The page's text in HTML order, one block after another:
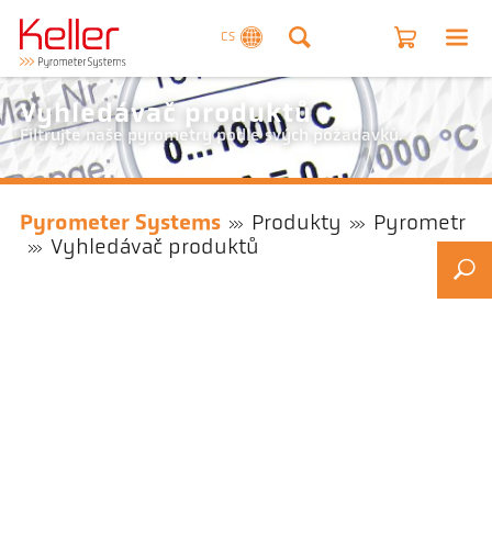
CS
Vyhledávač produktů
Filtrujte naše pyrometry podle svých požadavků.
Pyrometer Systems Produkty
Pyrometr
Vyhledávač produktů